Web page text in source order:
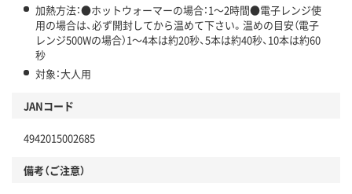
加熱方法：●ホットウォーマーの場合：1～2時間●電子レンジ使
用の場合は、必ず開封してから温めて下さい。温めの目安（電子
レンジ500Wの場合）1～4本は約20秒、5本は約40秒、10本は約60
秒
対象：大人用
JANコード
4942015002685
備考（ご注意）